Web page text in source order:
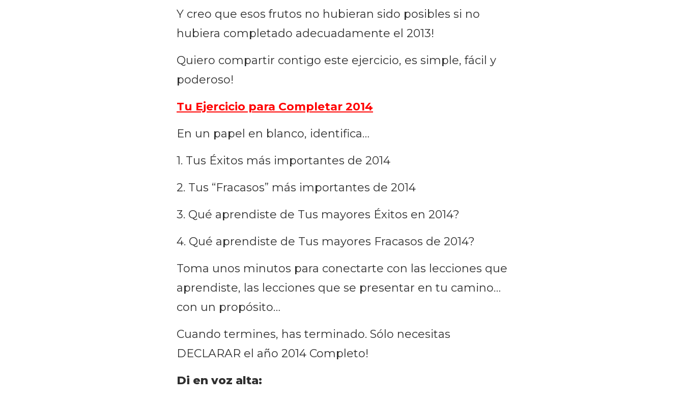
Y creo que esos frutos no hubieran sido posibles si no
hubiera completado adecuadamente el 2013!
Quiero compartir contigo este ejercicio, es simple, fácil y
poderoso!
Tu Ejercicio para Completar 2014
En un papel en blanco, identifica…
1. Tus Éxitos más importantes de 2014
2. Tus “Fracasos” más importantes de 2014
3. Qué aprendiste de Tus mayores Éxitos en 2014?
4. Qué aprendiste de Tus mayores Fracasos de 2014?
Toma unos minutos para conectarte con las lecciones que
aprendiste, las lecciones que se presentar en tu camino…
con un propósito…
Cuando termines, has terminado. Sólo necesitas
DECLARAR el año 2014 Completo!
Di en voz alta: